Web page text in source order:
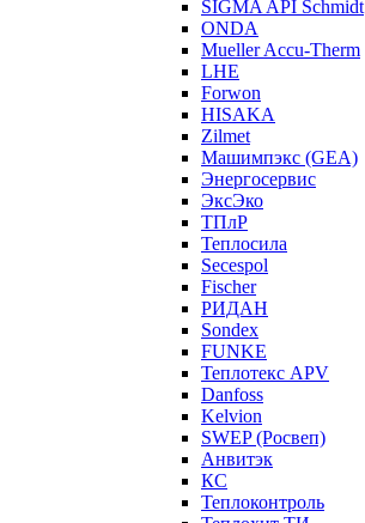
SIGMA API Schmidt
ONDA
Mueller Accu-Therm
LHE
Forwon
HISAKA
Zilmet
Машимпэкс (GEA)
Энергосервис
ЭксЭко
ТПлР
Теплосила
Secespol
Fischer
РИДАН
Sondex
FUNKE
Теплотекс APV
Danfoss
Kelvion
SWEP (Росвеп)
Анвитэк
КС
Теплоконтроль